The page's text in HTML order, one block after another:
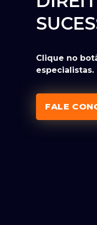
Clique no
especialistas.
FALE